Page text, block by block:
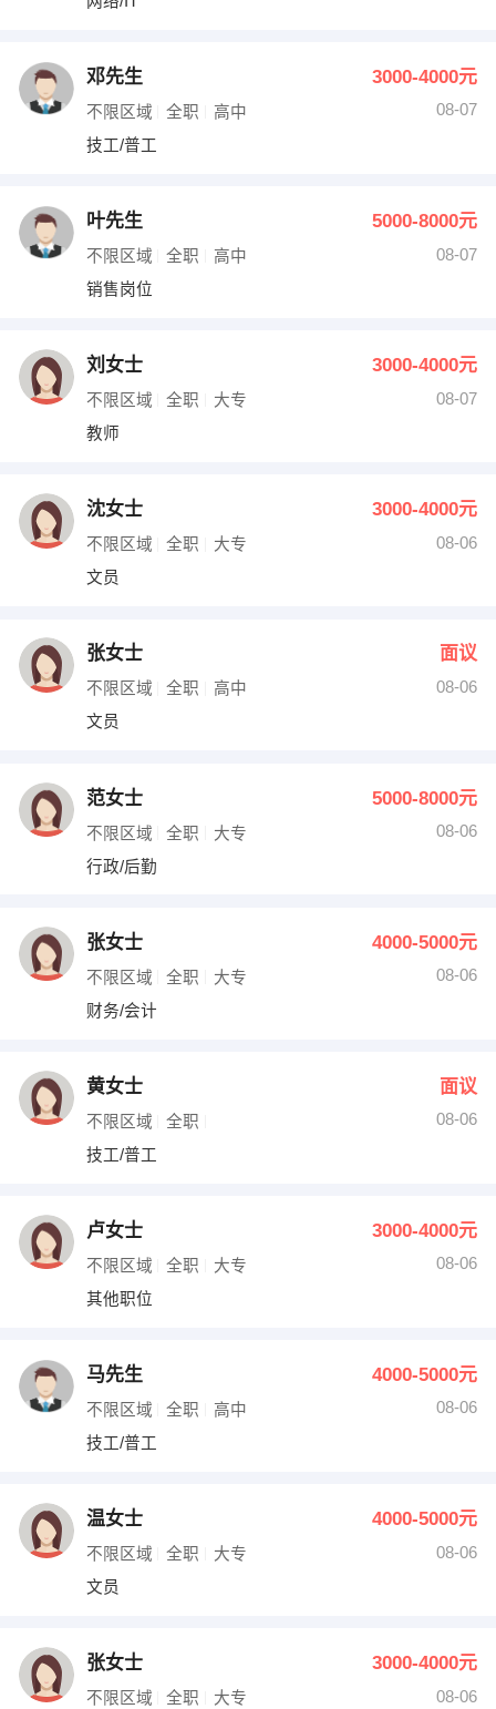
邓先生 3000-4000元
不限区域 全职 高中
08-07
技工/普工
叶先生 5000-8000元
不限区域 全职 高中
08-07
销售岗位
刘女士 3000-4000元
不限区域 全职 大专
08-07
教师
沈女士 3000-4000元
不限区域 全职 大专
08-06
文员
张女士 面议
不限区域 全职 高中
08-06
文员
范女士 5000-8000元
不限区域 全职 大专
08-06
行政/后勤
张女士 4000-5000元
不限区域 全职 大专
08-06
财务/会计
黄女士 面议
不限区域 全职
08-06
技工/普工
卢女士 3000-4000元
不限区域 全职 大专
08-06
其他职位
马先生 4000-5000元
不限区域 全职 高中
08-06
技工/普工
温女士 4000-5000元
不限区域 全职 大专
08-06
文员
张女士 3000-4000元
不限区域 全职 大专
08-06